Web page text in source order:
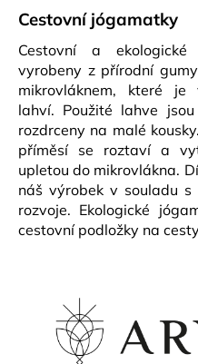
Cestovní jógamatky
Cestovní a
vyrobeny z přírodní
mikrovláknem, které je
lahví. Použité lahve
rozdrceny na malé
příměsí se roztaví a
upletou do mikrovlákna.
náš výrobek v souladu
rozvoje. Ekologické
cestovní podložky na